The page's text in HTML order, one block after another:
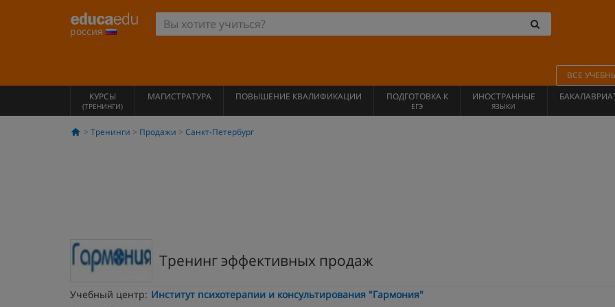
россия
ВСЕ
КУРСЫ
(ТРЕНИНГИ)
МАГИСТРАТУРА ПОВЫШЕНИЕ КВАЛИФИКАЦИИ ПОДГОТОВКА К
ЕГЭ
ИНОСТРАННЫЕ
ЯЗЫКИ
Тренинги Продажи Санкт-Петербург
Тренинг эффективных продаж
Учебный центр: Институт психотерапии и консультирования "Гармония"